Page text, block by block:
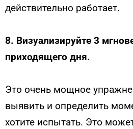
действительно работает.
8. Визуализируйте 3
приходящего дня.
Это очень мощное
выявить и определить
хотите испытать. Это